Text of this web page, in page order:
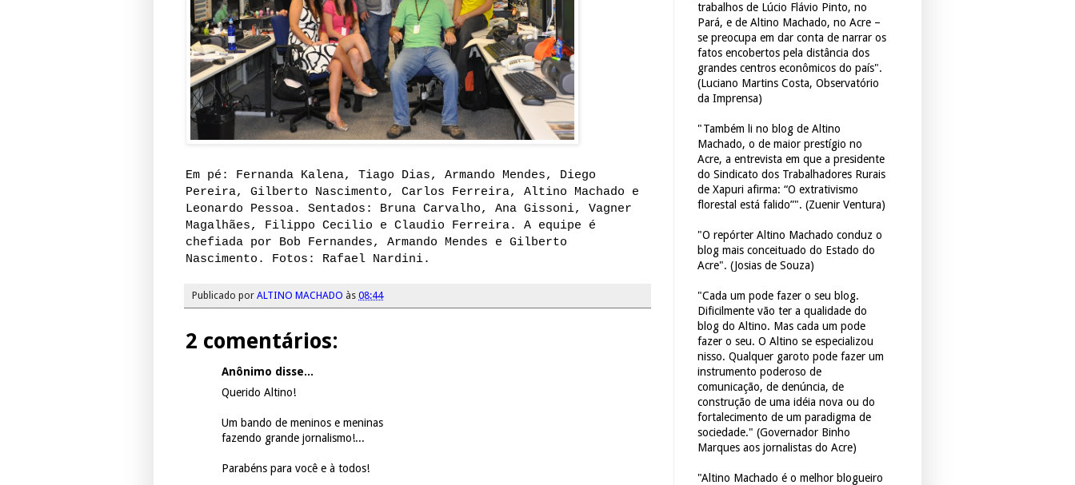
Em pé: Fernanda Kalena, Tiago Dias, Armando Mendes, Diego
Pereira, Gilberto Nascimento, Carlos Ferreira, Altino Machado e
Leonardo Pessoa. Sentados: Bruna Carvalho, Ana Gissoni, Vagner
Magalhães, Filippo Cecilio e Claudio Ferreira. A equipe é
chefiada por Bob Fernandes, Armando Mendes e Gilberto
Nascimento. Fotos: Rafael Nardini.
Publicado por ALTINO MACHADO às 08:44
2 comentários:
Anônimo disse...
Querido Altino!
Um bando de meninos e meninas
fazendo grande jornalismo!...
Parabéns para você e à todos!
trabalhos de Lúcio Flávio Pinto, no
Pará, e de Altino Machado, no Acre –
se preocupa em dar conta de narrar os
fatos encobertos pela distância dos
grandes centros econômicos do país".
(Luciano Martins Costa, Observatório
da Imprensa)
"Também li no blog de Altino
Machado, o de maior prestígio no
Acre, a entrevista em que a presidente
do Sindicato dos Trabalhadores Rurais
de Xapuri afirma: “O extrativismo
florestal está falido”". (Zuenir Ventura)
"O repórter Altino Machado conduz o
blog mais conceituado do Estado do
Acre". (Josias de Souza)
"Cada um pode fazer o seu blog.
Dificilmente vão ter a qualidade do
blog do Altino. Mas cada um pode
fazer o seu. O Altino se especializou
nisso. Qualquer garoto pode fazer um
instrumento poderoso de
comunicação, de denúncia, de
construção de uma idéia nova ou do
fortalecimento de um paradigma de
sociedade." (Governador Binho
Marques aos jornalistas do Acre)
"Altino Machado é o melhor blogueiro